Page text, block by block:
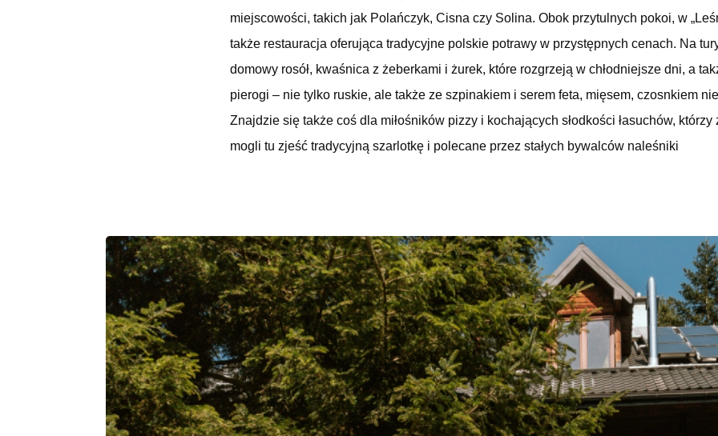
miejscowości, takich jak Polańczyk, Cisna czy Solina. Obok przytulnych pokoi, w
także restauracja oferująca tradycyjne polskie potrawy w przystępnych cenach. Na
domowy rosół, kwaśnica z żeberkami i żurek, które rozgrzeją w chłodniejsze dni, a
pierogi – nie tylko ruskie, ale także ze szpinakiem i serem feta, mięsem, czosnkiem
Znajdzie się także coś dla miłośników pizzy i kochających słodkości łasuchów, którzy
mogli tu zjeść tradycyjną szarlotkę i polecane przez stałych bywalców naleśniki